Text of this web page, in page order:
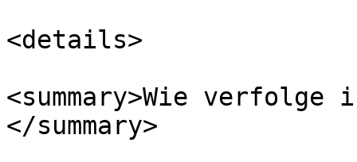
<details>
<summary>Wie verfolge
</summary>